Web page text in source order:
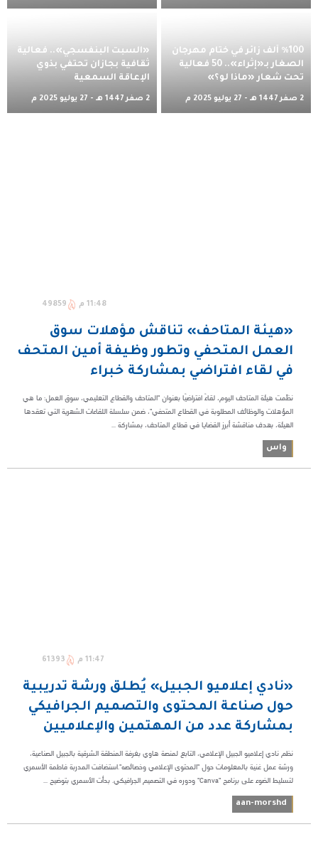
٪100 ألف زائر في ختام مهرجان
الصغار بـ«إثراء».. 50 فعالية
تحت شعار «ماذا لو؟»
2 صفر 1447 هـ - 27 يوليو 2025 م
«السبت البنفسجي».. فعالية
ثقافية بجازان تحتفي بذوي
الإعاقة السمعية
2 صفر 1447 هـ - 27 يوليو 2025 م
11:48 م 49859
«هيئة المتاحف» تناقش مؤهلات سوق
العمل المتحفي وتطور وظيفة أمين المتحف
في لقاء افتراضي بمشاركة خبراء
نظّمت هيئة المتاحف اليوم، لقاءً افتراضيًا بعنوان "المتاحف والقطاع التعليمي، سوق العمل: ما هي
المؤهلات والوظائف المطلوبة في القطاع المتحفي"، ضمن سلسلة اللقاءات الشهرية التي تعقدها
الهيئة، بهدف مناقشة أبرز القضايا في قطاع المتاحف، بمشاركة ...
واس
11:47 م 61393
«نادي إعلاميو الجبيل» يُطلق ورشة تدريبية
حول صناعة المحتوى والتصميم الجرافيكي
بمشاركة عدد من المهتمين والإعلاميين
نظم نادي إعلاميو الجبيل الإعلامي، التابع لمنصة هاوي بغرفة المنطقة الشرقية بالجبيل الصناعية،
ورشة عمل غنية بالمعلومات حول "المحتوى الإعلامي وخصائصه".استضافت المدربة فاطمة الأسمري
لتسليط الضوء على برنامج "Canva" ودوره في التصميم الجرافيكي. بدأت الأسمري بتوضيح ...
aan-morshd